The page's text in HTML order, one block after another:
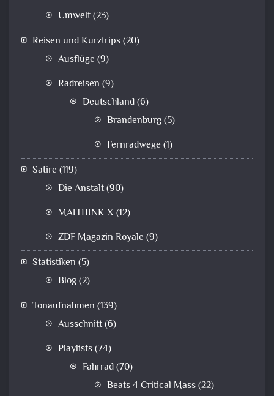
Umwelt(23)
Reisen und Kurztrips(20)
Ausflüge (9)
Radreisen (9)
Deutschland(6)
Brandenburg(5)
Fernradwege (1)
Satire (119)
Die Anstalt(90)
MAITHINK X(12)
ZDF Magazin Royale (9)
Statistiken (5)
Blog(2)
Tonaufnahmen (139)
Ausschnitt(6)
Playlists(74)
Fahrrad(70)
Beats 4 Critical Mass(22)